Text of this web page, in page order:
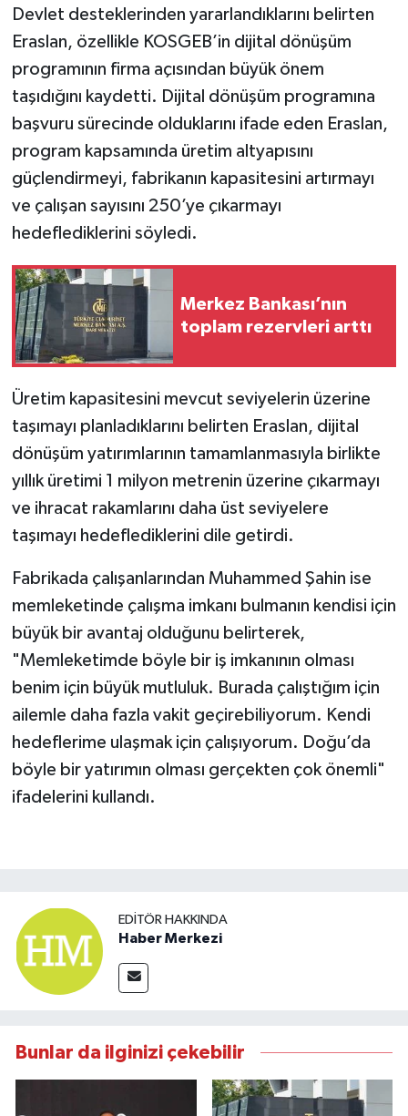
Devlet desteklerinden yararlandıklarını belirten
Eraslan, özellikle KOSGEB’in dijital dönüşüm
programının firma açısından büyük önem
taşıdığını kaydetti. Dijital dönüşüm programına
başvuru sürecinde olduklarını ifade eden Eraslan,
program kapsamında üretim altyapısını
güçlendirmeyi, fabrikanın kapasitesini artırmayı
ve çalışan sayısını 250’ye çıkarmayı
hedeflediklerini söyledi.
Merkez Bankası’nın
toplam rezervleri arttı
Üretim kapasitesini mevcut seviyelerin üzerine
taşımayı planladıklarını belirten Eraslan, dijital
dönüşüm yatırımlarının tamamlanmasıyla birlikte
yıllık üretimi 1 milyon metrenin üzerine çıkarmayı
ve ihracat rakamlarını daha üst seviyelere
taşımayı hedeflediklerini dile getirdi.
Fabrikada çalışanlarından Muhammed Şahin ise
memleketinde çalışma imkanı bulmanın kendisi için
büyük bir avantaj olduğunu belirterek,
"Memleketimde böyle bir iş imkanının olması
benim için büyük mutluluk. Burada çalıştığım için
ailemle daha fazla vakit geçirebiliyorum. Kendi
hedeflerime ulaşmak için çalışıyorum. Doğu’da
böyle bir yatırımın olması gerçekten çok önemli"
ifadelerini kullandı.
EDITÖR HAKKINDA
Haber Merkezi
Bunlar da ilginizi çekebilir